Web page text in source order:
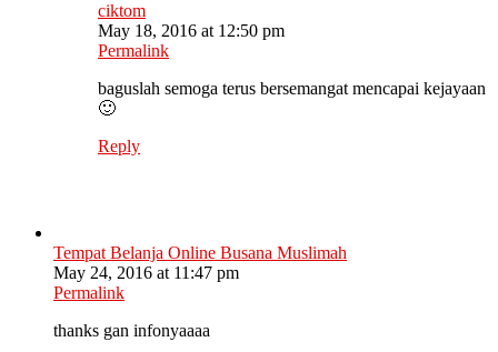
ciktom
May 18, 2016 at 12:50 pm
Permalink
baguslah semoga terus bersemangat mencapai kejayaan
🙂
Reply
Tempat Belanja Online Busana Muslimah
May 24, 2016 at 11:47 pm
Permalink
thanks gan infonyaaaa